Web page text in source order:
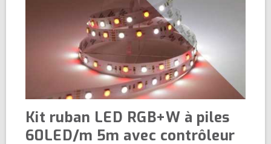
Kit ruban LED RGB+W à piles
60LED/m 5m avec contrôleur